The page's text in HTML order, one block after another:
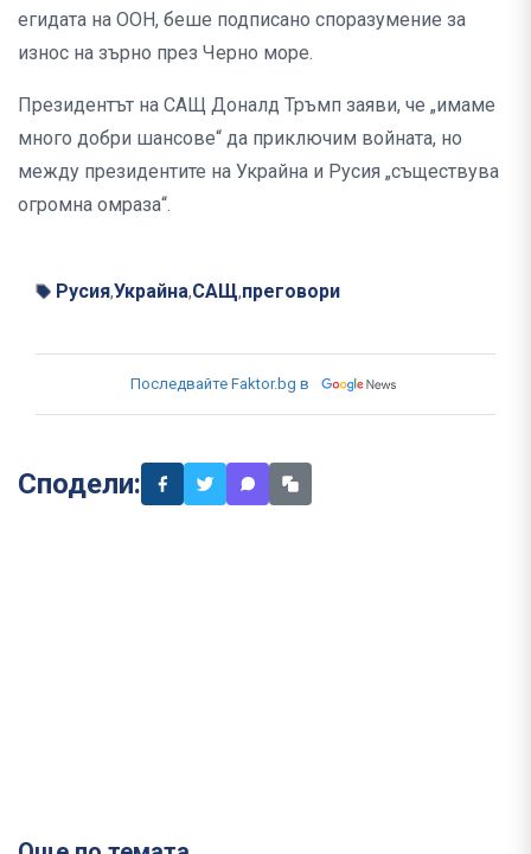
егидата на ООН, беше подписано споразумение за
износ на зърно през Черно море.
Президентът на САЩ Доналд Тръмп заяви, че „имаме
много добри шансове“ да приключим войната, но
между президентите на Украйна и Русия „съществува
огромна омраза“.
Русия,Украйна,САЩ,преговори
Последвайте Faktor.bg в
Сподели: